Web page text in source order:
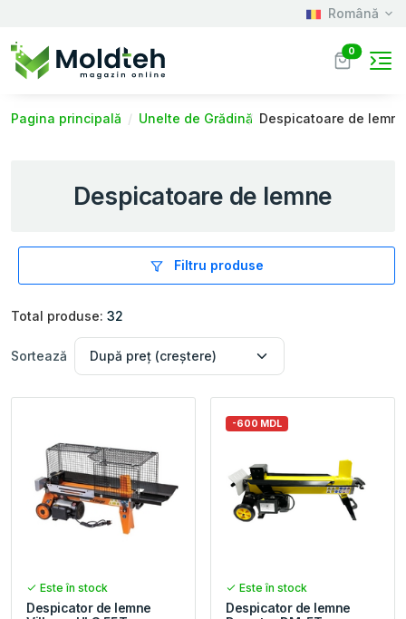
Română
0
Pagina principală Unelte de Grădină Despicatoare de lemne
Despicatoare de lemne
Filtru produse
Total produse: 32
Sortează
Este în stock
Despicator de lemne
-600 MDL
Este în stock
Despicator de lemne